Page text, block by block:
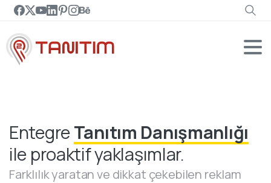
EntegreTanıtım Danışmanlığı
ile proaktif yaklaşımlar.
Farklılık yaratan ve dikkat çekebilen reklam